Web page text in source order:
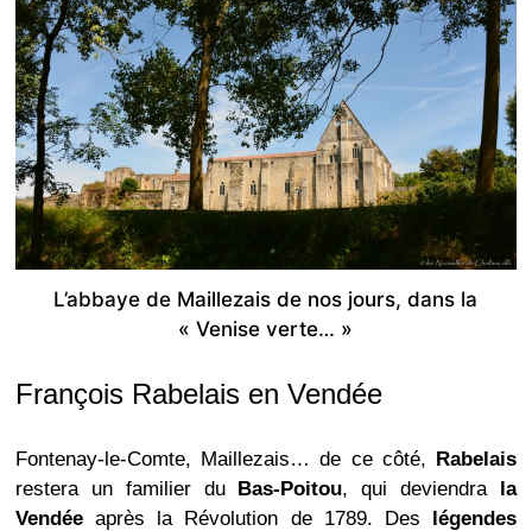
L’abbaye de Maillezais de nos jours, dans la
« Venise verte… »
François Rabelais en Vendée
Fontenay-le-Comte, Maillezais… de ce côté, Rabelais
restera un familier du Bas-Poitou, qui deviendra la
Vendéeaprès la Révolution de 1789. Des légendes